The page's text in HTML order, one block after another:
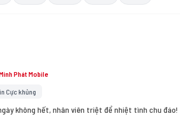
Phát Mobile
Cực khủng
không hết, nhân viên triệt để nhiệt tình chu đáo!